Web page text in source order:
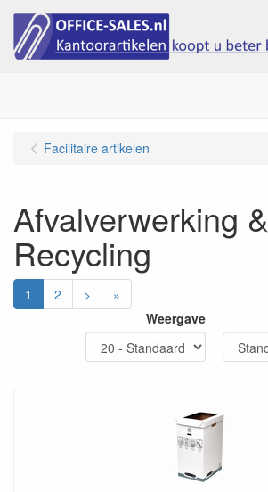
Facilitaire artikelen
Afvalverwerking &
Recycling
1 2 >
»
Weergave